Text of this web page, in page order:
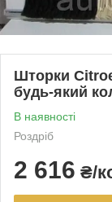
Шторки
будь-який
В наявності
Роздріб
2 616 ₴/